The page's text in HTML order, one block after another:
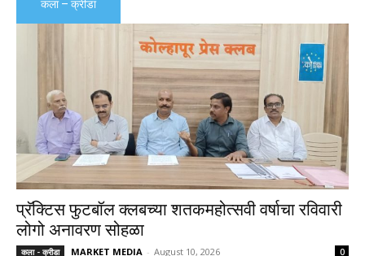
कला – क्रीडा
प्रॅक्टिस फुटबॉल क्लबच्या शतकमहोत्सवी वर्षाचा रविवारी
लोगो अनावरण सोहळा
कला - क्रीडा MARKET MEDIA - August 10, 2026 0